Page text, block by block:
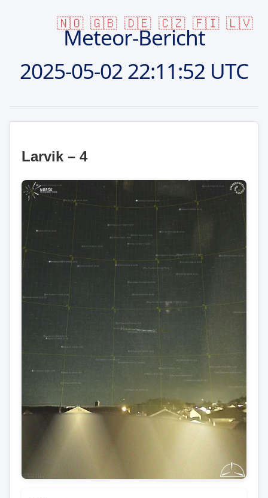
🇳🇴 🇬🇧 🇩🇪 🇨🇿 🇫🇮 🇱🇻
Meteor-Bericht
2025-05-0222:11:52 UTC
Larvik – 4